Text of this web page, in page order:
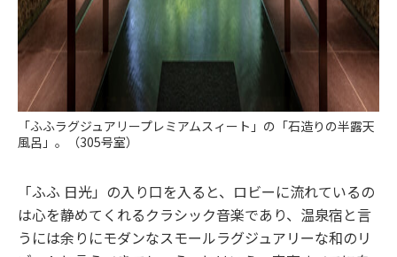
「ふふラグジュアリープレミアムスィート」の「石造りの半露天
風呂」。（305号室）
「ふふ 日光」の入り口を入ると、ロビーに流れているの
は心を静めてくれるクラシック音楽であり、温泉宿と言
うには余りにモダンなスモールラグジュアリーな和のリ